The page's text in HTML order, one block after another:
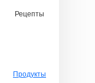
Рецепты
Продукты